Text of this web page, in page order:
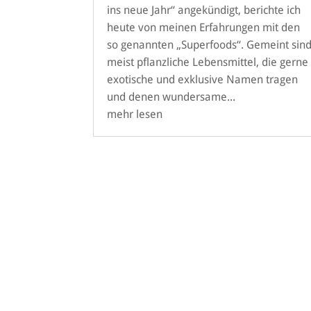
ins neue Jahr“ angekündigt, berichte ich
heute von meinen Erfahrungen mit den
so genannten „Superfoods“. Gemeint
meist pflanzliche Lebensmittel, die gerne
exotische und exklusive Namen tragen
und denen wundersame...
mehr lesen